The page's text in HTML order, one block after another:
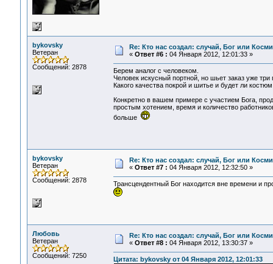
bykovsky
Ветеран
Сообщений: 2878
Re: Кто нас создал: случай, Бог или
« Ответ #6 : 04 Января 2012, 12:01:33 »
Берем аналог с человеком.
Человек искусный портной, но шьет заказ уже три
Какого качества покрой и шитье и будет ли
Конкретно в вашем примере с участием Бога,
простым хотением, время и количество
больше
bykovsky
Ветеран
Сообщений: 2878
Re: Кто нас создал: случай, Бог или
« Ответ #7 : 04 Января 2012, 12:32:50 »
Трансцендентный Бог находится вне времени и
Любовь
Ветеран
Сообщений: 7250
Re: Кто нас создал: случай, Бог или
« Ответ #8 : 04 Января 2012, 13:30:37 »
Цитата: bykovsky от 04 Января 2012, 12:01:33